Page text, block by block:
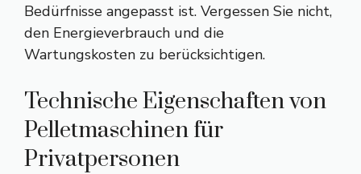
Bedürfnisse angepasst ist. Vergessen Sie nicht,
den Energieverbrauch und die
Wartungskosten zu berücksichtigen.
Technische Eigenschaften von
Pelletmaschinen für
Privatpersonen